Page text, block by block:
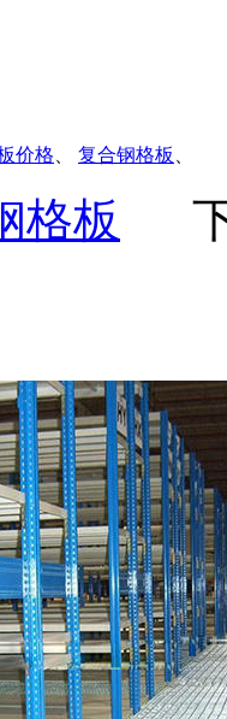
价格、 复合钢格板 、
格板